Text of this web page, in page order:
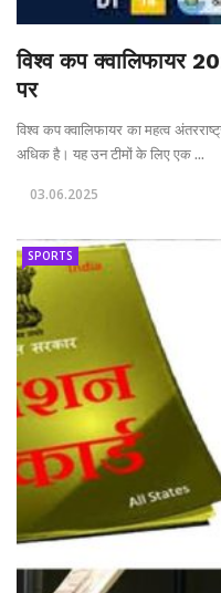
विश्व कप क्वालिफायर
पर
विश्व कप क्वालिफायर का महत्व
अधिक है। यह उन टीमों के लिए एक ...
03.06.2025
SPORTS